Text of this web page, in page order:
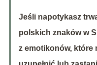
Jeśli napotykasz
polskich znaków w
z emotikonów, które